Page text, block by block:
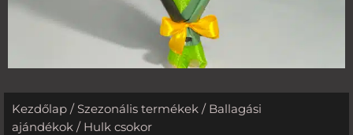
Kezdőlap / Szezonális termékek / Ballagási
ajándékok / Hulk csokor